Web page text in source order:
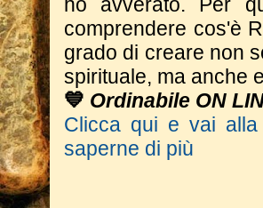
comprendere cos'è
grado di creare non
spirituale, ma anche
💙 Ordinabile ON
Clicca qui e vai
saperne di più